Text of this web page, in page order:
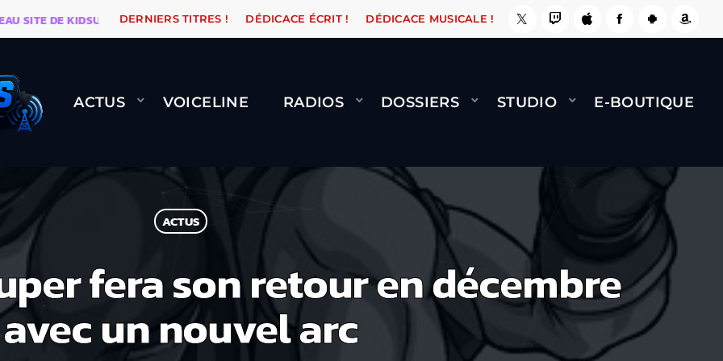
DE KIDSUNE WARÉTRO ORANGE ROAD QUI PASSE, ÇA LE FAIT ! NAMI BERNARD MINET - FLY
DERNIERS TITRES ! DÉDICACE ÉCRIT ! DÉDICACE MUSICALE !
ACTUS VOICELINE RADIOS DOSSIERS STUDIO E-BOUTIQUE
ACTUS
fera son retour en décembre
avec un nouvel arc